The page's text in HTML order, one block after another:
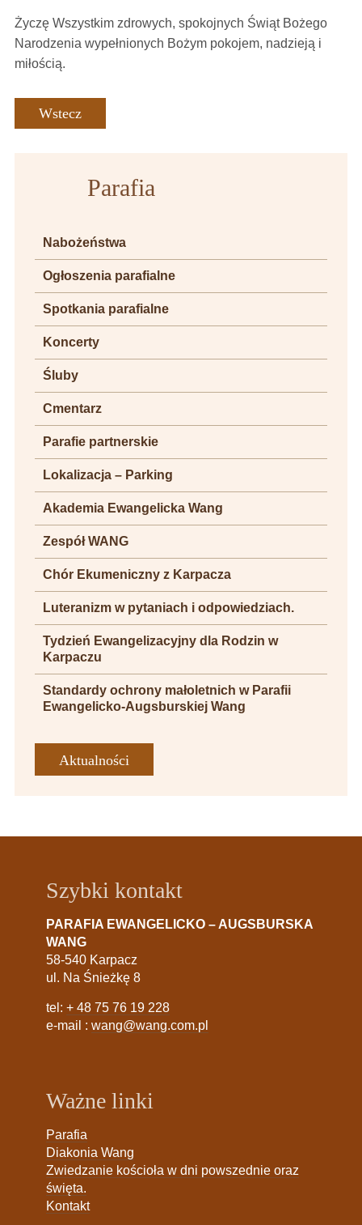
Życzę Wszystkim zdrowych, spokojnych Świąt Bożego
Narodzenia wypełnionych Bożym pokojem, nadzieją i
miłością.
Wstecz
Parafia
Nabożeństwa
Ogłoszenia parafialne
Spotkania parafialne
Koncerty
Śluby
Cmentarz
Parafie partnerskie
Lokalizacja – Parking
Akademia Ewangelicka Wang
Zespół WANG
Chór Ekumeniczny z Karpacza
Luteranizm w pytaniach i odpowiedziach.
Tydzień Ewangelizacyjny dla Rodzin w
Karpaczu
Standardy ochrony małoletnich w Parafii
Ewangelicko-Augsburskiej Wang
Aktualności
Szybki kontakt
PARAFIA EWANGELICKO – AUGSBURSKA
WANG
58-540 Karpacz
ul. Na Śnieżkę 8
tel: + 48 75 76 19 228
e-mail : wang@wang.com.pl
Ważne linki
Parafia
Diakonia Wang
Zwiedzanie kościoła w dni powszednie oraz
święta.
Kontakt